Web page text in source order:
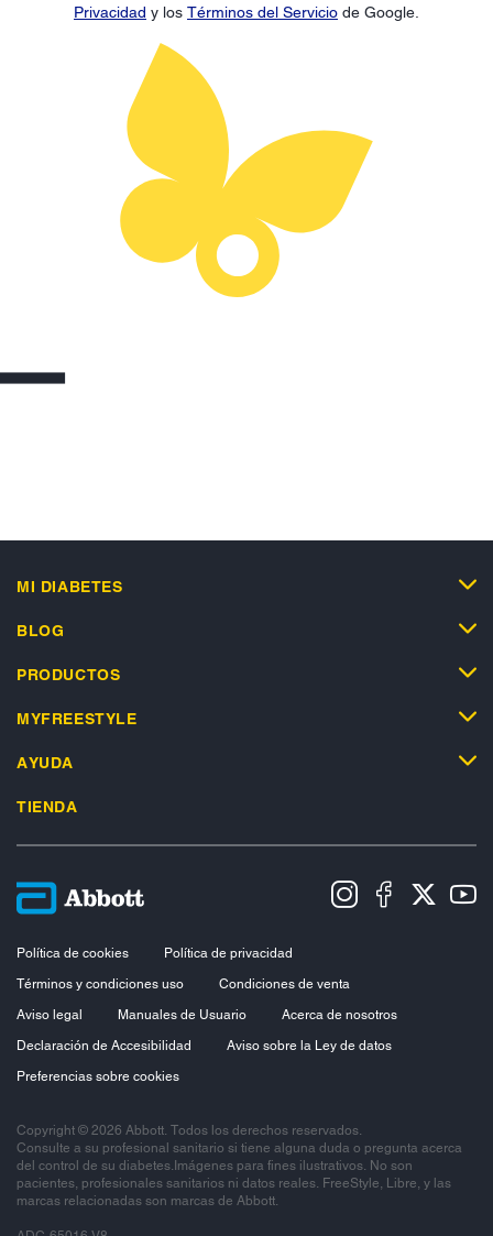
Privacidad y los Términos del Servicio de Google.
MI DIABETES
BLOG
PRODUCTOS
MYFREESTYLE
AYUDA
TIENDA
Política de cookies
Política de privacidad
Términos y condiciones uso
Condiciones de venta
Aviso legal
Manuales de Usuario
Acerca de nosotros
Declaración de Accesibilidad
Aviso sobre la Ley de datos
Preferencias sobre cookies
Copyright © 2026 Abbott. Todos los derechos reservados.
Consulte a su profesional sanitario si tiene alguna duda o pregunta acerca
del control de su diabetes.Imágenes para fines ilustrativos. No son
pacientes, profesionales sanitarios ni datos reales. FreeStyle, Libre, y las
marcas relacionadas son marcas de Abbott.